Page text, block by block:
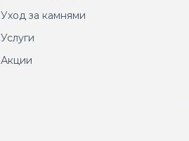
Уход за камнями
Услуги
Акции